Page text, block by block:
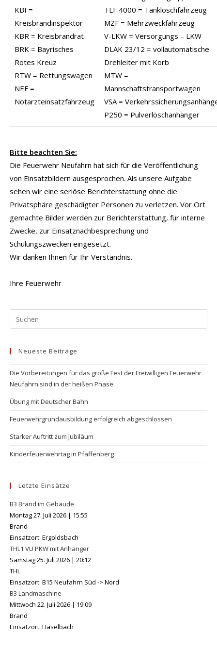
KBI =
Kreisbrandinspektor
KBR = Kreisbrandrat
BRK = Bayrisches
Rotes Kreuz
RTW = Rettungswagen
NEF =
Notarzteinsatzfahrzeug
TLF 4000 = Tanklöschfahrzeug
MZF = Mehrzweckfahrzeug
V-LKW = Versorgungs – LKW
DLAK 23/12 = vollautomatische
Drehleiter mit Korb
MTW =
Mannschaftstransportwagen
VSA =
P250 = Pulverlöschanhänger
Bitte beachten Sie:
Die Feuerwehr Neufahrn hat sich für die Veröffentlichung
von Einsatzbildern ausgesprochen. Als unsere Aufgabe
sehen wir eine seriöse Berichterstattung ohne die
Privatsphäre geschädigter Personen zu verletzen. Vor Ort
gemachte Bilder werden zur Berichterstattung, für interne
Zwecke, zur Einsatznachbesprechung und
Schulungszwecken eingesetzt.
Wir danken Ihnen für Ihr Verständnis.
Ihre Feuerwehr
Neueste Beiträge
Die Vorbereitungen für das große Fest der Freiwilligen Feuerwehr
Neufahrn sind in der heißen Phase
Übung mit Deutscher Bahn
Feuerwehrgrundausbildung erfolgreich abgeschlossen
Starker Auftritt zum Jubiläum
Kinderfeuerwehrtag in Pfaffenberg
Letzte Einsätze
B3 Brand im Gebäude
Montag 27. Juli 2026 | 15:55
Brand
Einsatzort: Ergoldsbach
THL1 VU PKW mit Anhänger
Samstag 25. Juli 2026 | 20:12
THL
Einsatzort: B15 Neufahrn Süd -> Nord
B3 Landmaschine
Mittwoch 22. Juli 2026 | 19:09
Brand
Einsatzort: Haselbach